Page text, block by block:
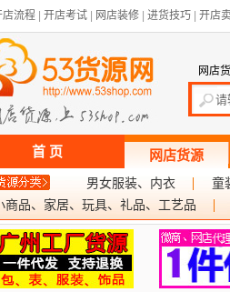
店流程 开店考试 网店装修 进货技巧 开店
网店
首 页 网店货源
男女服装、内衣 童
商品、家居、玩具、礼品、工艺品